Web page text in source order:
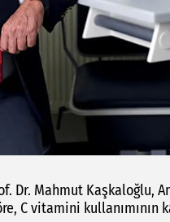
Dr. Mahmut Kaşkaloğlu,
C vitamini